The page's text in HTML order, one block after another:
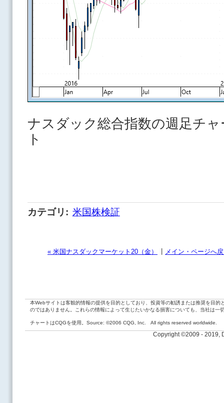
ナスダック総合指数の週足チャ
ト
カテゴリ : 米国株検証
« 米国ナスダックマーケット20（金） メイン・ページへ
本Webサイトは客観的情報の提供を目的としており、投資等の勧誘または推奨を目
のではありません。これらの情報によって生じたいかなる損害についても、当社は一
チャートはCQGを使用。Source: ©2006 CQG, Inc. All rights reserved worldwide.
Copyright ©2009 - 2019,